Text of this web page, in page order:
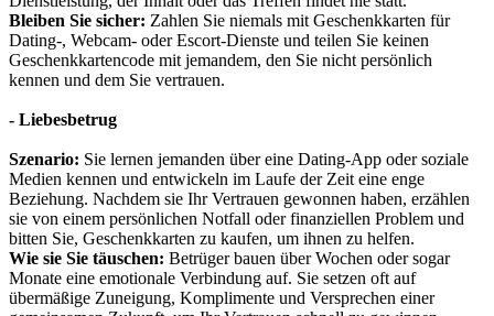
Bleiben Sie sicher: Zahlen Sie niemals mit Geschenkkarten für
Dating-, Webcam- oder Escort-Dienste und teilen Sie keinen
Geschenkkartencode mit jemandem, den Sie nicht persönlich
kennen und dem Sie vertrauen.
- Liebesbetrug
Szenario: Sie lernen jemanden über eine Dating-App oder soziale
Medien kennen und entwickeln im Laufe der Zeit eine enge
Beziehung. Nachdem sie Ihr Vertrauen gewonnen haben, erzählen
sie von einem persönlichen Notfall oder finanziellen Problem und
bitten Sie, Geschenkkarten zu kaufen, um ihnen zu helfen.
Wie sie Sie täuschen: Betrüger bauen über Wochen oder sogar
Monate eine emotionale Verbindung auf. Sie setzen oft auf
übermäßige Zuneigung, Komplimente und Versprechen einer